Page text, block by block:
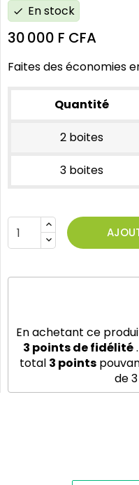
check En stock
30 000 F CFA
Faites des économies
Quantité
2 boites
3 boites
En achetant ce
3 points de fidélité
total 3 points
de